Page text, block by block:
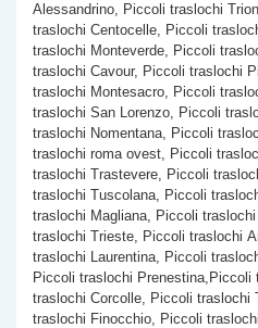
Alessandrino, Piccoli traslochi
traslochi Centocelle, Piccoli
traslochi Monteverde, Piccoli
traslochi Cavour, Piccoli traslochi
traslochi Montesacro, Piccoli
traslochi San Lorenzo, Piccoli
traslochi Nomentana, Piccoli
traslochi roma ovest, Piccoli
traslochi Trastevere, Piccoli
traslochi Tuscolana, Piccoli
traslochi Magliana, Piccoli
traslochi Trieste, Piccoli traslochi
traslochi Laurentina, Piccoli
Piccoli traslochi Prenestina,Piccoli
traslochi Corcolle, Piccoli traslochi
traslochi Finocchio, Piccoli